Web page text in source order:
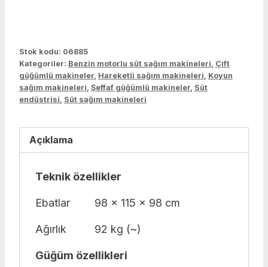
Stok kodu: 06885
Kategoriler: Benzin motorlu süt sağım makineleri, Çift
güğümlü makineler, Hareketli sağım makineleri, Koyun
sağım makineleri, Şeffaf güğümlü makineler, Süt
endüstrisi, Süt sağım makineleri
Açıklama
Teknik özellikler
Ebatlar 98 x 115 x 98 cm
Ağırlık 92 kg (~)
Güğüm özellikleri